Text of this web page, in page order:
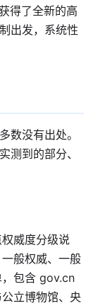
得了全新的高
出发，系统性
数没有出处。
测到的部分、
威度分级说
般权威、一般
，包含 gov.cn
立博物馆、央